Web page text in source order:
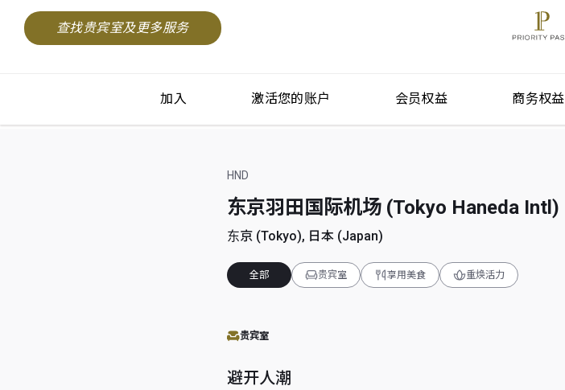
查找贵宾室及更多服务
加入 激活您的账户 会员权益 商务权益
HND
东京羽田国际机场 (Tokyo Haneda Intl)
东京 (Tokyo), 日本 (Japan)
全部 贵宾室 享用美食 重焕活力
贵宾室
避开人潮